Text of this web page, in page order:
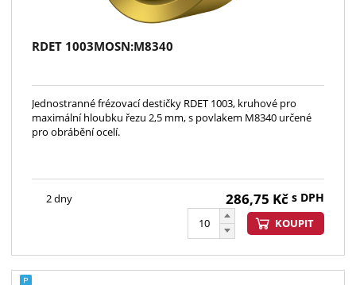
RDET 1003MOSN:M8340
Jednostranné frézovací destičky RDET 1003, kruhové pro
maximální hloubku řezu 2,5 mm, s povlakem M8340 určené
pro obrábění ocelí.
2 dny 286,75 Kč s DPH
KOUPIT